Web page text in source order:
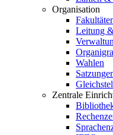
Organisation
Leitung
Wahlen
Zentrale